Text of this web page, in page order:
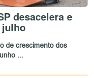
desacelera e
julho
de crescimento dos
...